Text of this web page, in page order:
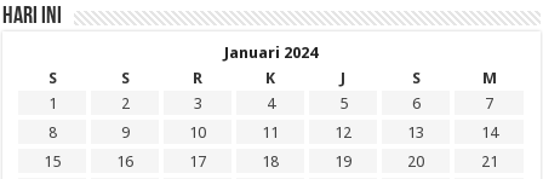
HARI INI
Januari 2024
S
S R K J S
M
1
2 3 4 5 6
7
8
9 10 11 12 13
14
15
16 17 18 19 20
21